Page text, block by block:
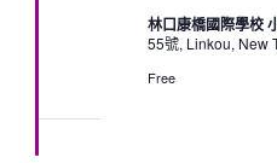
林口康橋國際學校
55號, Linkou, New
Free